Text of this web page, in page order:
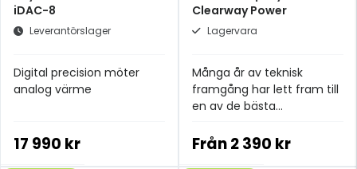
iDAC-8
Leverantörslager
Digital precision möter
analog värme
17 990 kr
Clearway Power
Lagervara
Många år av teknisk
framgång har lett fram till
en av de bästa
prisklassen.
Från2 390 kr